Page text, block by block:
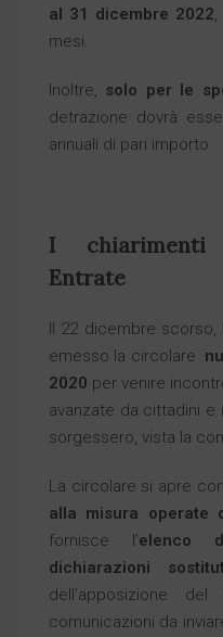
al 31 dicembre 2022
mesi.
Inoltre, solo per le
detrazione dovrà
annuali di pari importo.
I chiarimenti
Entrate
Il 22 dicembre scorso,
emesso la circolare
2020 per venire
avanzate da cittadini
sorgessero, vista la
La circolare si apre
alla misura operate
fornisce l’elenco
dichiarazioni
dell’apposizione
comunicazioni da